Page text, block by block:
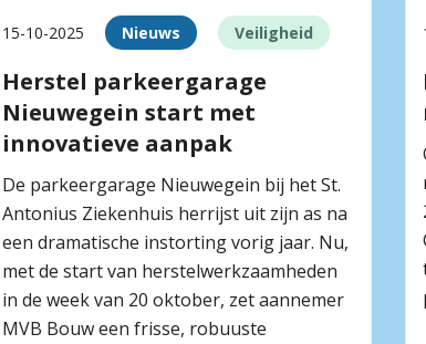
15-10-2025 Nieuws Veiligheid
Herstel parkeergarage
Nieuwegein start met
innovatieve aanpak
De parkeergarage Nieuwegein bij het St.
Antonius Ziekenhuis herrijst uit zijn as na
een dramatische instorting vorig jaar. Nu,
met de start van herstelwerkzaamheden
in de week van 20 oktober, zet aannemer
MVB Bouw een frisse, robuuste